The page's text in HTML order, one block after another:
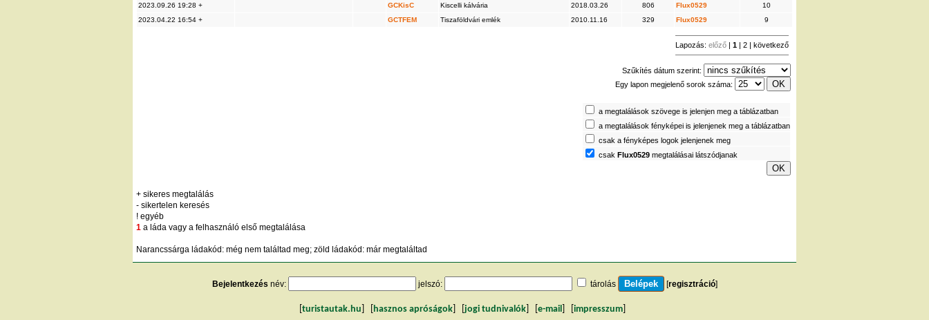
2023.09.26 19:28 +
GCKisC Kiscelli kálvária 2018.03.26 806 Flux0529
10
2023.04.22 16:54 +
GCTFEM Tiszaföldvári emlék 2010.11.16 329 Flux0529 9
Lapozás: előző 1 2 következő
Szűkítés dátum szerint:
Egy lapon megjelenő sorok száma:
a megtalálások szövege is jelenjen meg a táblázatban
a megtalálások fényképei is jelenjenek meg a táblázatban
csak a fényképes logok jelenjenek meg
csak Flux0529 megtalálásai látszódjanak
+ sikeres megtalálás
- sikertelen keresés
! egyéb
1 a láda vagy a felhasználó első megtalálása
Narancssárga ládakód: még nem találtad meg; zöld ládakód: már megtaláltad
Bejelentkezés név: jelszó: tárolás [regisztráció]
turistautak.hu hasznos apróságok jogi tudnivalók e-mail impresszum